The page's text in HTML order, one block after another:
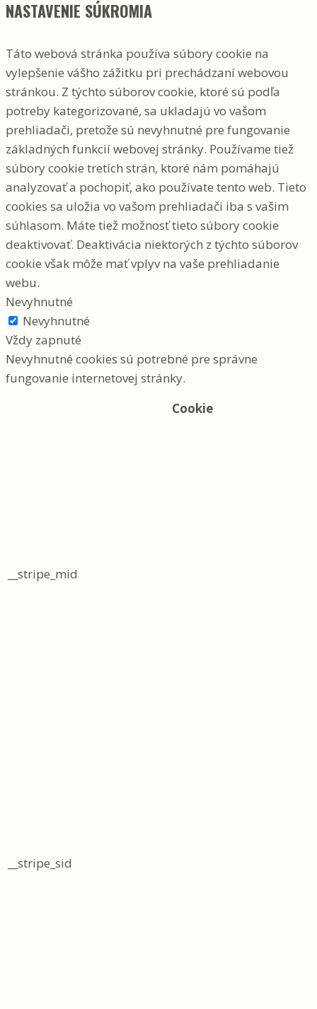
NASTAVENIE SÚKROMIA
Táto webová stránka používa súbory cookie na
vylepšenie vášho zážitku pri prechádzaní webovou
stránkou. Z týchto súborov cookie, ktoré sú podľa
potreby kategorizované, sa ukladajú vo vašom
prehliadači, pretože sú nevyhnutné pre fungovanie
základných funkcií webovej stránky. Používame tiež
súbory cookie tretích strán, ktoré nám pomáhajú
analyzovať a pochopiť, ako používate tento web. Tieto
cookies sa uložia vo vašom prehliadači iba s vašim
súhlasom. Máte tiež možnosť tieto súbory cookie
deaktivovať. Deaktivácia niektorých z týchto súborov
cookie však môže mať vplyv na vaše prehliadanie
webu.
Nevyhnutné
Nevyhnutné
Vždy zapnuté
Nevyhnutné cookies sú potrebné pre správne
fungovanie internetovej stránky.
Cookie
__stripe_mid
__stripe_sid